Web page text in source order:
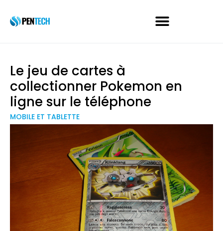
Le jeu de cartes à
collectionner Pokemon en
ligne sur le téléphone
MOBILE ET TABLETTE